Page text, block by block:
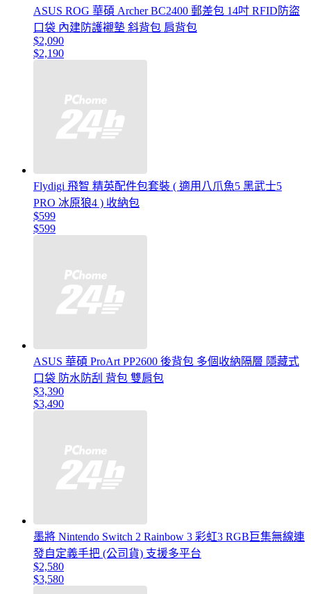
ASUS ROG 華碩 Archer BC2400 郵差包 14吋 RFID防盜
口袋 內建防護襯墊 斜背包 肩背包
$2,090
$2,190
Flydigi 飛智 精英配件包套裝 ( 適用八爪魚5 黑武士5
PRO 冰原狼4 ) 收納包
$599
$599
ASUS 華碩 ProArt PP2600 後背包 多個收納隔層 隱藏式
口袋 防水防刮 背包 雙肩包
$3,390
$3,490
墨將 Nintendo Switch 2 Rainbow 3 彩虹3 RGB巨集無線連
發自定義手把 (公司貨) 支援多平台
$2,580
$3,580